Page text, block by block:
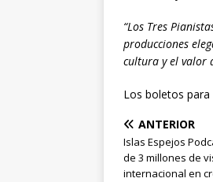
“Los Tres
producciones
cultura y el valor
Los boletos
ANTERIOR
Islas Espejos
de 3 millones de
internacional en